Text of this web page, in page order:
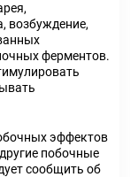
возбуждение,
ферментов.
эффектов
побочные
сообщить об